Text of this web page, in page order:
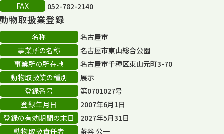
FAX
052-782-2140
動物取扱業登録
名称
名古屋市
事業所の名称
名古屋市東山総合公園
事業所の所在地
名古屋市千種区東山元町3-70
動物取扱業の種別
展示
登録番号
第0701027号
登録年月日
2007年6月1日
登録の有効期間の末日
2027年5月31日
動物取扱責任者
茶谷 公一